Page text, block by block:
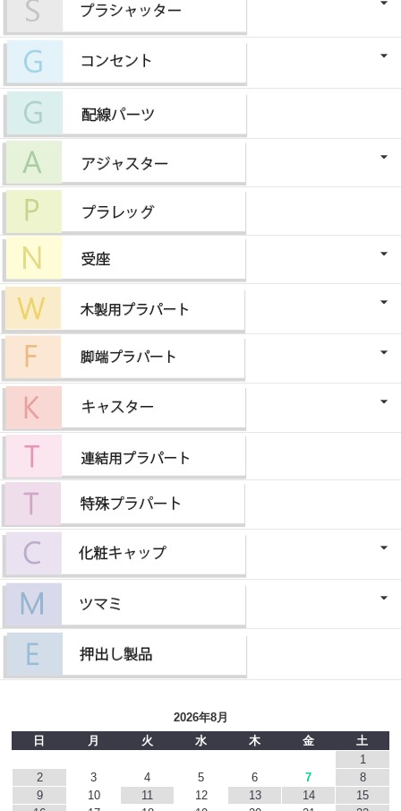
2026年8月
日
月 火 水 木 金
土
1
2
3 4 5 6 7
8
9
10 11 12 13 14
15